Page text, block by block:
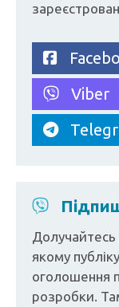
Viber
Долучайтесь
якому
оголошення
розробки.